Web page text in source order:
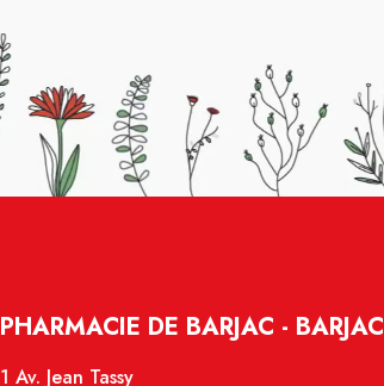
PHARMACIE DE BARJAC - BARJAC
1 Av. Jean Tassy